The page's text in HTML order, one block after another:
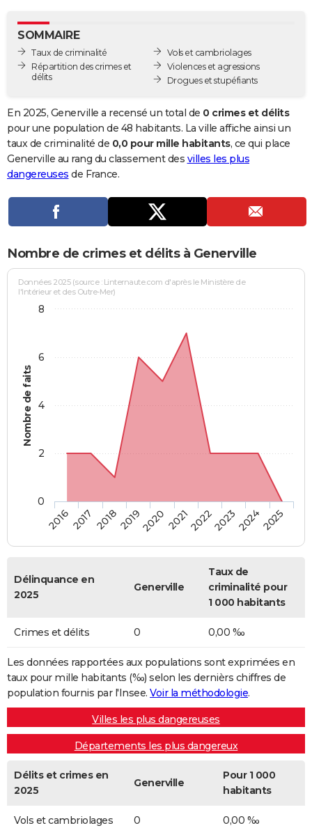
GUIDES D'ACHAT
BONS PLANS
Carte de Noël
Carte Bonne année
Carte Saint-Valentin
Carte Pâques
Carte d'anniversaire
DICTIONNAIRE
Dictionnaire
Biographies
Citations
Expressions
Proverbes
PROGRAMME TV
Se connecter
Entreprises
Service militaire
Avis de recherche
AVIS DE DÉCÈS
Bricolage
Lifestyle
Culture
Sport
Auto
Television
Voyage
Cinema
SOMMAIRE
Taux de criminalité
Répartition des crimes et
délits
Vols et cambriolages
Violences et agressions
Drogues et stupéfiants
En 2025, Generville a recensé un total de 0 crimes et délits
pour une population de 48 habitants. La ville affiche ainsi un
taux de criminalité de 0,0 pour mille habitants, ce qui place
Generville au rang du classement des villes les plus
dangereuses de France.
Nombre de crimes et délits à Generville
Nombre de faits
Données 2025 (source : Linternaute.com d'après le Ministère de
l'Intérieur et des Outre-Mer)
20162017 20182019202020212022202320242025
0
2
4
6
8
Délinquance en
2025
Generville
Taux de
criminalité pour
1 000 habitants
Crimes et délits 0 0,00 ‰
Les données rapportées aux populations sont exprimées en
taux pour mille habitants (‰) selon les dernièrs chiffres de
population fournis par l'Insee. Voir la méthodologie.
Villes les plus dangereuses
Départements les plus dangereux
Délits et crimes en
2025
Generville
Pour 1 000
habitants
Vols et cambriolages 0 0,00 ‰